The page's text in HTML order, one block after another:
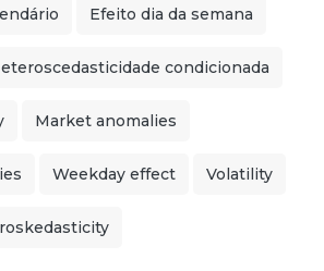
Efeito dia da semana
condicionada
Market anomalies
Weekday effect Volatility